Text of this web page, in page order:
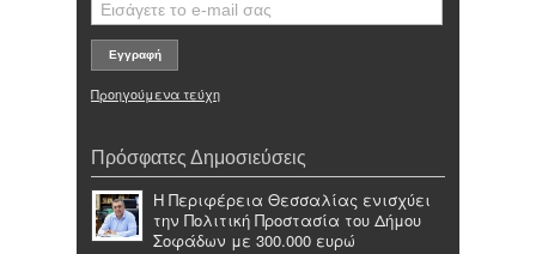
Προηγούμενα τεύχη
Πρόσφατες Δημοσιεύσεις
Η Περιφέρεια Θεσσαλίας ενισχύει
την Πολιτική Προστασία του Δήμου
Σοφάδων με 300.000 ευρώ